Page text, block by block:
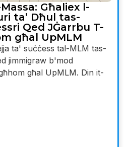
Għaliex l-
ta’ Dħul tas-
Qed JĠarrbu T-
għal UpMLM
ta' suċċess tal-MLM tas-
jimmigraw b'mod
għal UpMLM. Din it-